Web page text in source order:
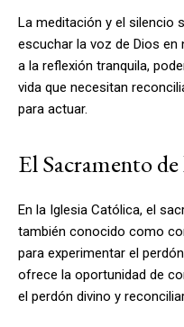
La meditación y el silencio
escuchar la voz de Dios
a la reflexión tranquila,
vida que necesitan
para actuar.
El Sacramento
En la Iglesia Católica, el
también conocido como
para experimentar el
ofrece la oportunidad de
el perdón divino y